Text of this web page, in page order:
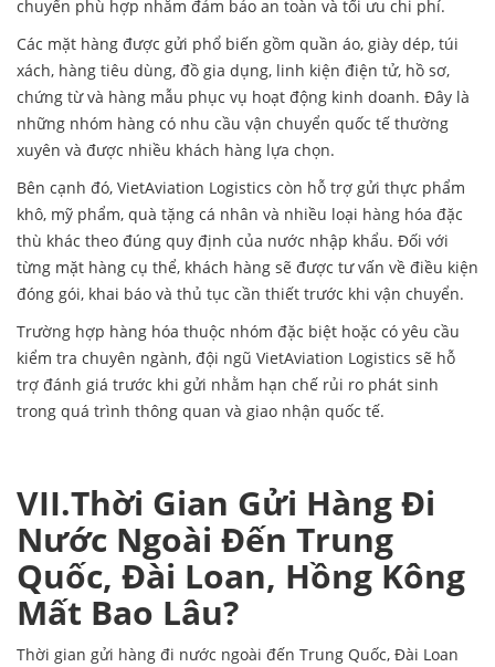
chuyển phù hợp nhằm đảm bảo an toàn và tối ưu chi phí.
Các mặt hàng được gửi phổ biến gồm quần áo, giày dép, túi
xách, hàng tiêu dùng, đồ gia dụng, linh kiện điện tử, hồ sơ,
chứng từ và hàng mẫu phục vụ hoạt động kinh doanh. Đây là
những nhóm hàng có nhu cầu vận chuyển quốc tế thường
xuyên và được nhiều khách hàng lựa chọn.
Bên cạnh đó, VietAviation Logistics còn hỗ trợ gửi thực phẩm
khô, mỹ phẩm, quà tặng cá nhân và nhiều loại hàng hóa đặc
thù khác theo đúng quy định của nước nhập khẩu. Đối với
từng mặt hàng cụ thể, khách hàng sẽ được tư vấn về điều kiện
đóng gói, khai báo và thủ tục cần thiết trước khi vận chuyển.
Trường hợp hàng hóa thuộc nhóm đặc biệt hoặc có yêu cầu
kiểm tra chuyên ngành, đội ngũ VietAviation Logistics sẽ hỗ
trợ đánh giá trước khi gửi nhằm hạn chế rủi ro phát sinh
trong quá trình thông quan và giao nhận quốc tế.
VII.Thời Gian Gửi Hàng Đi
Nước Ngoài Đến Trung
Quốc, Đài Loan, Hồng Kông
Mất Bao Lâu?
Thời gian gửi hàng đi nước ngoài đến Trung Quốc, Đài Loan